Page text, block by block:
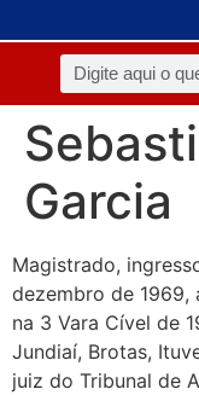
Garcia
Magistrado,
dezembro de 1969,
na 3 Vara Cível de
Jundiaí, Brotas,
juiz do Tribunal de